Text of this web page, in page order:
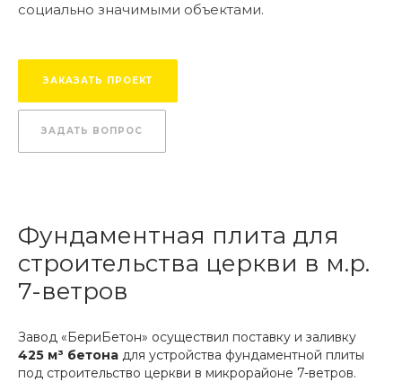
социально значимыми объектами.
ЗАКАЗАТЬ ПРОЕКТ
ЗАДАТЬ ВОПРОС
Фундаментная плита для
строительства церкви в м.р.
7-ветров
Завод «БериБетон» осуществил поставку и заливку
425 м³ бетона для устройства фундаментной плиты
под строительство церкви в микрорайоне 7-ветров.